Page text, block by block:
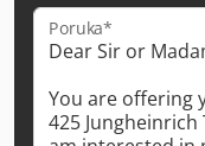
Poruka*